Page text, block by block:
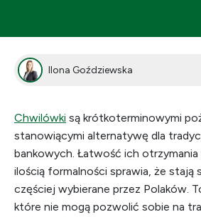
Ilona Goździewska
Chwilówki są krótkoterminowymi
stanowiącymi alternatywę dla
bankowych. Łatwość ich otrzymania
ilością formalności sprawia, że stają
częściej wybierane przez Polaków.
które nie mogą pozwolić sobie na